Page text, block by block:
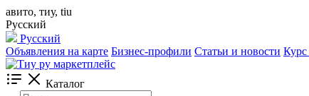
авито, тиу, tiu
Русский
Русский
Объявления на карте Бизнес-профили Статьи и новости
Каталог